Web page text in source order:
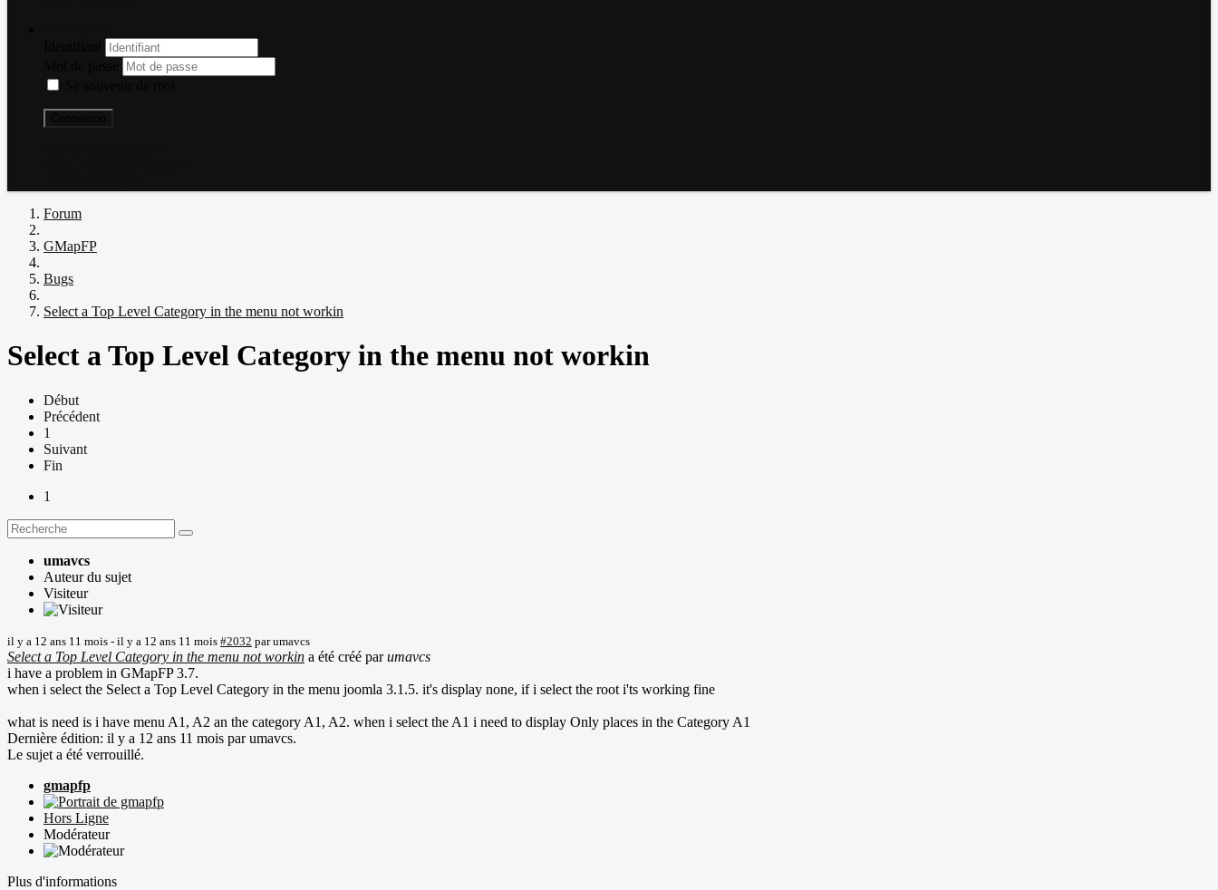
Forum
GMapFP
Bugs
Select a Top Level Category in the menu not workin
Select a Top Level Category in the menu not workin
Début
Précédent
1
Suivant
Fin
1
umavcs
Auteur du sujet
Visiteur
il y a 12 ans 11 mois - il y a 12 ans 11 mois #2032 parumavcs
Select a Top Level Category in the menu not workin a été créé parumavcs
i have a problem in GMapFP 3.7.
when i select the Select a Top Level Category in the menu joomla 3.1.5. it's display none, if i select the root i'ts working fine
what is need is i have menu A1, A2 an the category A1, A2. when i select the A1 i need to display Only places in the Category A1
Dernière édition: il y a 12 ans 11 mois parumavcs.
Le sujet a été verrouillé.
gmapfp
Hors Ligne
Modérateur
Plus d'informations